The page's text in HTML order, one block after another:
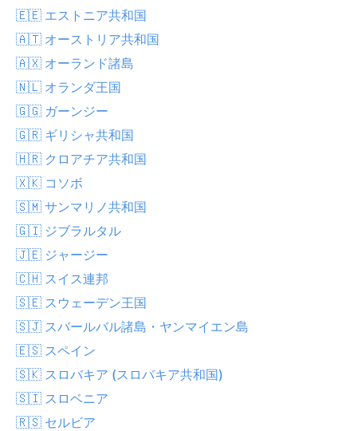
🇪🇪 エストニア共和国
🇦🇹 オーストリア共和国
🇦🇽 オーランド諸島
🇳🇱 オランダ王国
🇬🇬 ガーンジー
🇬🇷 ギリシャ共和国
🇭🇷 クロアチア共和国
🇽🇰 コソボ
🇸🇲 サンマリノ共和国
🇬🇮 ジブラルタル
🇯🇪 ジャージー
🇨🇭 スイス連邦
🇸🇪 スウェーデン王国
🇸🇯 スバールバル諸島・ヤンマイエン島
🇪🇸 スペイン
🇸🇰 スロバキア (スロバキア共和国)
🇸🇮 スロベニア
🇷🇸 セルビア